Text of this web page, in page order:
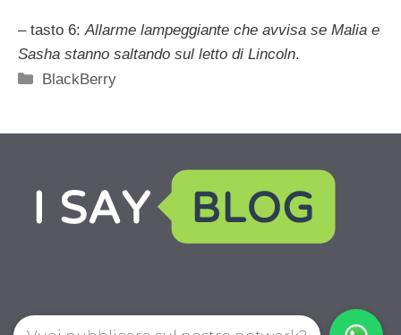
– tasto 6:Allarme lampeggiante che avvisa se Malia e
Sasha stanno saltando sul letto di Lincoln.
Categorie
BlackBerry